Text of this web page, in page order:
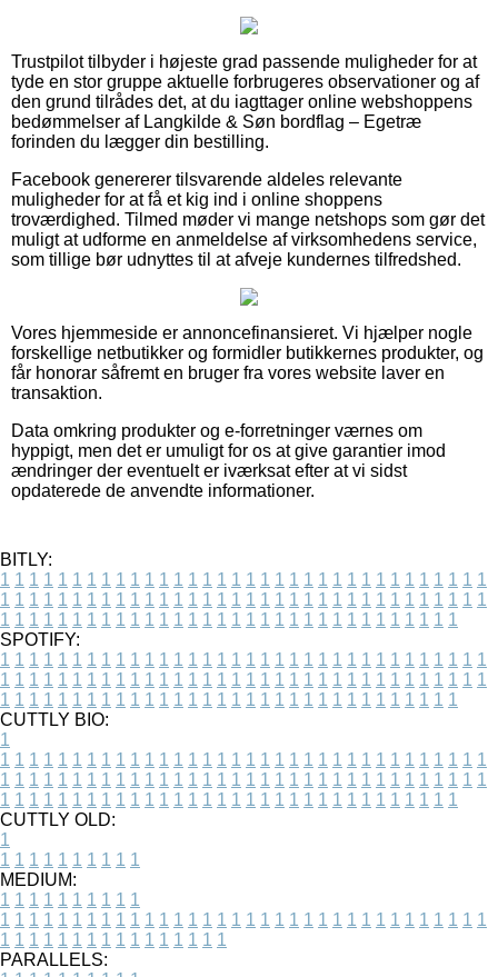
Trustpilot tilbyder i højeste grad passende muligheder for at
tyde en stor gruppe aktuelle forbrugeres observationer og af
den grund tilrådes det, at du iagttager online webshoppens
bedømmelser af Langkilde & Søn bordflag – Egetræ
forinden du lægger din bestilling.
Facebook genererer tilsvarende aldeles relevante
muligheder for at få et kig ind i online shoppens
troværdighed. Tilmed møder vi mange netshops som gør det
muligt at udforme en anmeldelse af virksomhedens service,
som tillige bør udnyttes til at afveje kundernes tilfredshed.
Vores hjemmeside er annoncefinansieret. Vi hjælper nogle
forskellige netbutikker og formidler butikkernes produkter, og
får honorar såfremt en bruger fra vores website laver en
transaktion.
Data omkring produkter og e-forretninger værnes om
hyppigt, men det er umuligt for os at give garantier imod
ændringer der eventuelt er iværksat efter at vi sidst
opdaterede de anvendte informationer.
BITLY:
1 1 1 1 1 1 1 1 1 1 1 1 1 1 1 1 1 1 1 1 1 1 1 1 1 1 1 1 1 1 1 1 1 1
1 1 1 1 1 1 1 1 1 1 1 1 1 1 1 1 1 1 1 1 1 1 1 1 1 1 1 1 1 1 1 1 1 1
1 1 1 1 1 1 1 1 1 1 1 1 1 1 1 1 1 1 1 1 1 1 1 1 1 1 1 1 1 1 1 1
SPOTIFY:
1 1 1 1 1 1 1 1 1 1 1 1 1 1 1 1 1 1 1 1 1 1 1 1 1 1 1 1 1 1 1 1 1 1
1 1 1 1 1 1 1 1 1 1 1 1 1 1 1 1 1 1 1 1 1 1 1 1 1 1 1 1 1 1 1 1 1 1
1 1 1 1 1 1 1 1 1 1 1 1 1 1 1 1 1 1 1 1 1 1 1 1 1 1 1 1 1 1 1 1
CUTTLY BIO:
1
1 1 1 1 1 1 1 1 1 1 1 1 1 1 1 1 1 1 1 1 1 1 1 1 1 1 1 1 1 1 1 1 1 1
1 1 1 1 1 1 1 1 1 1 1 1 1 1 1 1 1 1 1 1 1 1 1 1 1 1 1 1 1 1 1 1 1 1
1 1 1 1 1 1 1 1 1 1 1 1 1 1 1 1 1 1 1 1 1 1 1 1 1 1 1 1 1 1 1 1
CUTTLY OLD:
1
1 1 1 1 1 1 1 1 1 1
MEDIUM:
1 1 1 1 1 1 1 1 1 1
1 1 1 1 1 1 1 1 1 1 1 1 1 1 1 1 1 1 1 1 1 1 1 1 1 1 1 1 1 1 1 1 1 1
1 1 1 1 1 1 1 1 1 1 1 1 1 1 1 1
PARALLELS: